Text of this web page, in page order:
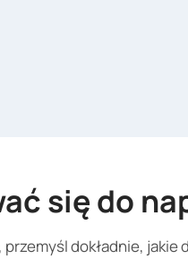
się do
dokładnie, jakie